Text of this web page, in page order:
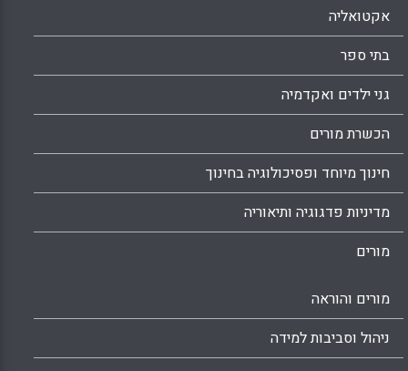
אקטואליה
בתי ספר
גני ילדים ואקדמיה
הכשרת מורים
חינוך מיוחד ופסיכולוגיה בחינוך
מדיניות פדגוגיה ותיאוריה
מורים
מורים והוראה
ניהול וסביבות למידה